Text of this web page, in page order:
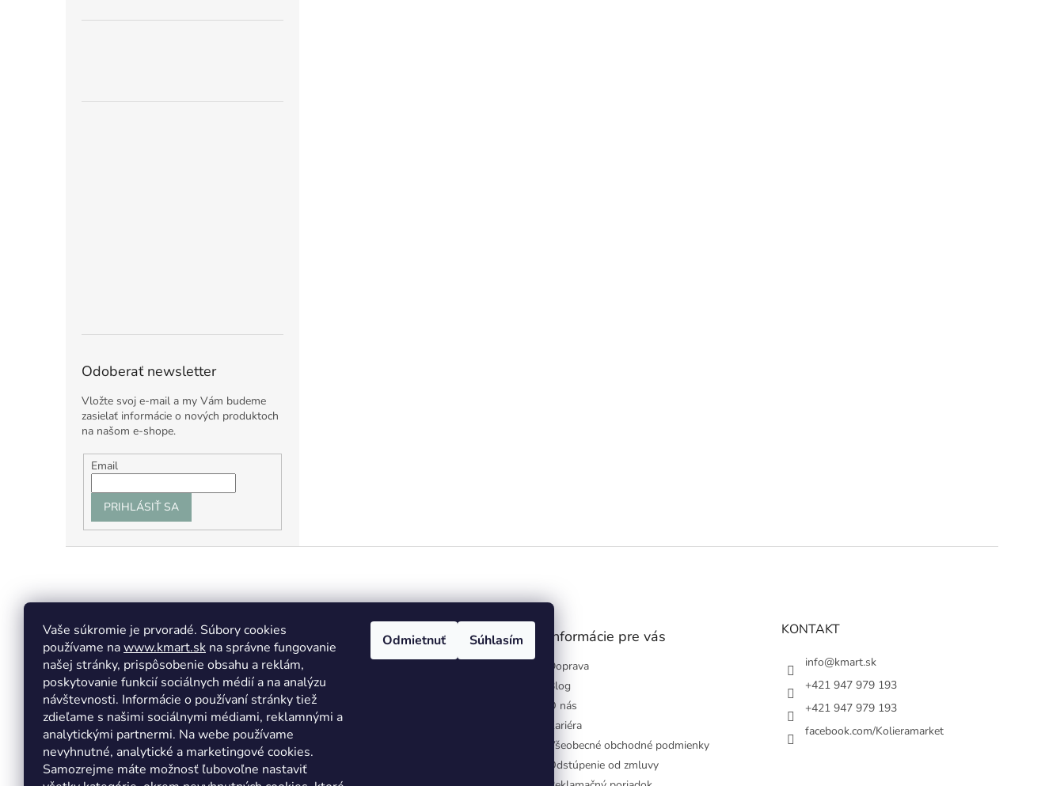
Vaše súkromie je prvoradé. Súbory cookies
používame nawww.kmart.sk na správne fungovanie
našej stránky, prispôsobenie obsahu a reklám,
poskytovanie funkcií sociálnych médií a na analýzu
návštevnosti. Informácie o používaní stránky tiež
zdieľame s našimi sociálnymi médiami, reklamnými a
analytickými partnermi. Na webe používame
nevyhnutné, analytické a marketingové cookies.
Samozrejme máte možnosť ľubovoľne nastaviť
Odmietnuť Súhlasím
Odoberať newsletter
Vložte svoj e-mail a my Vám budeme
zasielať informácie o nových produktoch
na našom e-shope.
Email
PRIHLÁSIŤ SA
Facebook Informácie pre vás
Doprava
Blog
O nás
Kariéra
Všeobecné obchodné podmienky
Odstúpenie od zmluvy
KONTAKT
info@kmart.sk
+421 947 979 193
+421 947 979 193
facebook.com/Kolieramarket